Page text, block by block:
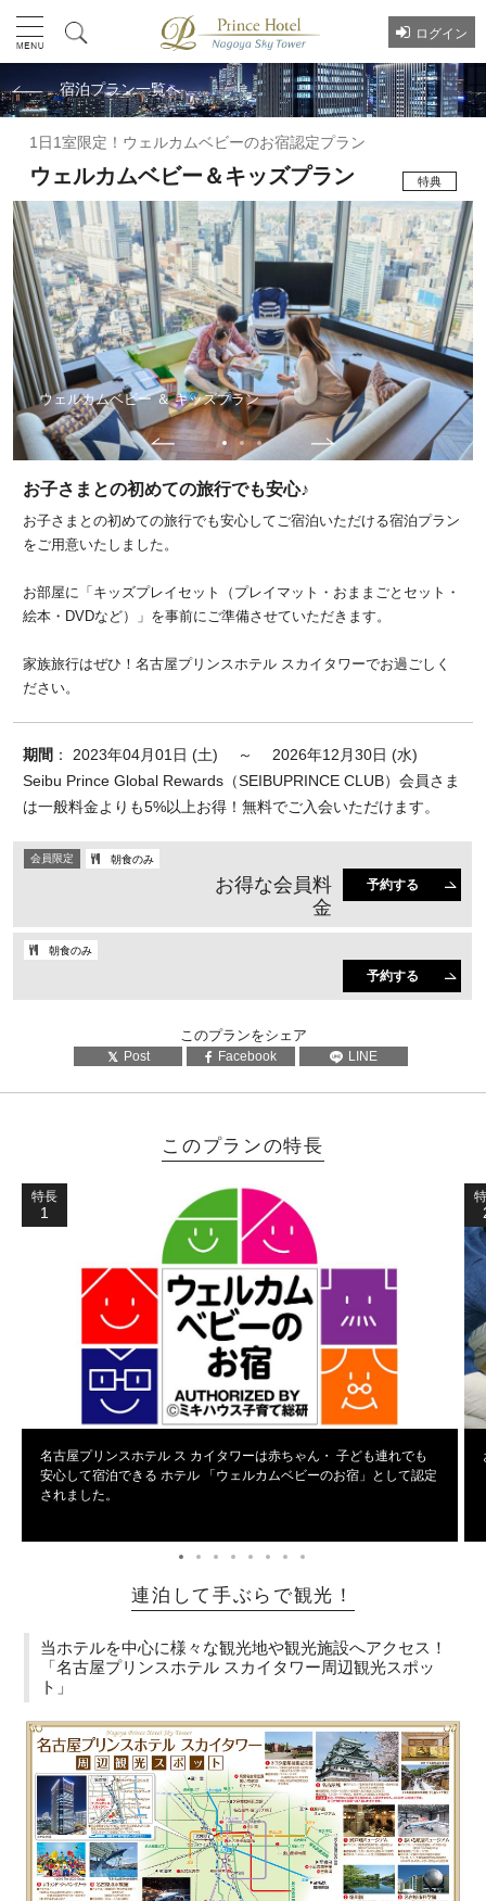
ログイン
宿泊プラン一覧へ
1日1室限定！ウェルカムベビーのお宿認定プラン
ウェルカムベビー＆キッズプラン 特典
ウェルカムベビー ＆ キッズプラン
お子さまとの初めての旅行でも安心♪
お子さまとの初めての旅行でも安心してご宿泊いただける宿泊プラン
をご用意いたしました。
お部屋に「キッズプレイセット（プレイマット・おままごとセット・
絵本・DVDなど）」を事前にご準備させていただきます。
家族旅行はぜひ！名古屋プリンスホテル スカイタワーでお過ごしく
ださい。
期間 ： 2023年04月01日 (土) ～ 2026年12月30日 (水)
Seibu Prince Global Rewards（SEIBUPRINCE CLUB）会員さま
は一般料金よりも5%以上お得！無料でご入会いただけます。
会員限定 朝食のみ
お得な会員料
金
予約する
朝食のみ
予約する
このプランをシェア
Post Facebook LINE
このプランの特長
特長
1
名古屋プリンスホテル ス カイタワーは赤ちゃん・ 子ども連れでも
安心して宿泊できる ホテル 「ウェルカムベビーのお宿」として認定
されました。
連泊して手ぶらで観光！
当ホテルを中心に様々な観光地や観光施設へアクセス！
「名古屋プリンスホテル スカイタワー周辺観光スポッ
ト」